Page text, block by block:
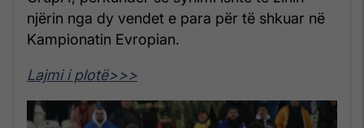
njërin nga dy vendet e para për të shkuar në
Kampionatin Evropian.
Lajmi i plotë>>>